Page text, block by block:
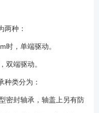
种：
，单端驱动。
端驱动。
类分为：
封轴承，轴盖上另有防